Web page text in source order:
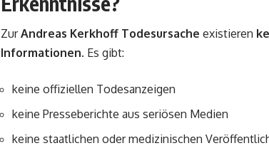
ZurAndreas Kerkhoff Todesursache existieren
Informationen. Es gibt:
keine offiziellen Todesanzeigen
keine Presseberichte aus seriösen Medien
keine staatlichen oder medizinischen